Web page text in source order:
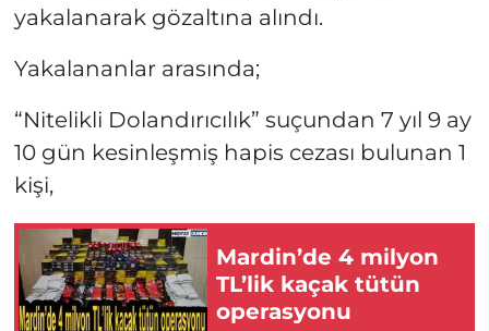
yakalanarak gözaltına alındı.
Yakalananlar arasında;
“Nitelikli Dolandırıcılık” suçundan 7 yıl 9 ay
10 gün kesinleşmiş hapis cezası bulunan 1
kişi,
Mardin’de 4 milyon
TL’lik kaçak tütün
operasyonu